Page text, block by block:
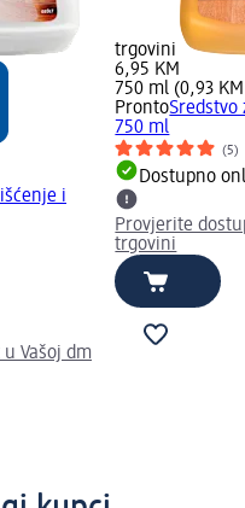
i
Vašoj dm
trgovini
6,95 KM
750 ml (0,93
ProntoSredstvo
750 ml
(5)
Dostupno
Provjerite
trgovini